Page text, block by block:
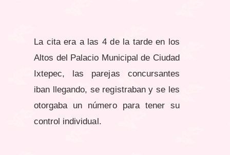
La cita era a las 4 de la tarde en los
Altos del Palacio Municipal de Ciudad
Ixtepec, las parejas concursantes
iban llegando, se registraban y se les
otorgaba un número para tener su
control individual.